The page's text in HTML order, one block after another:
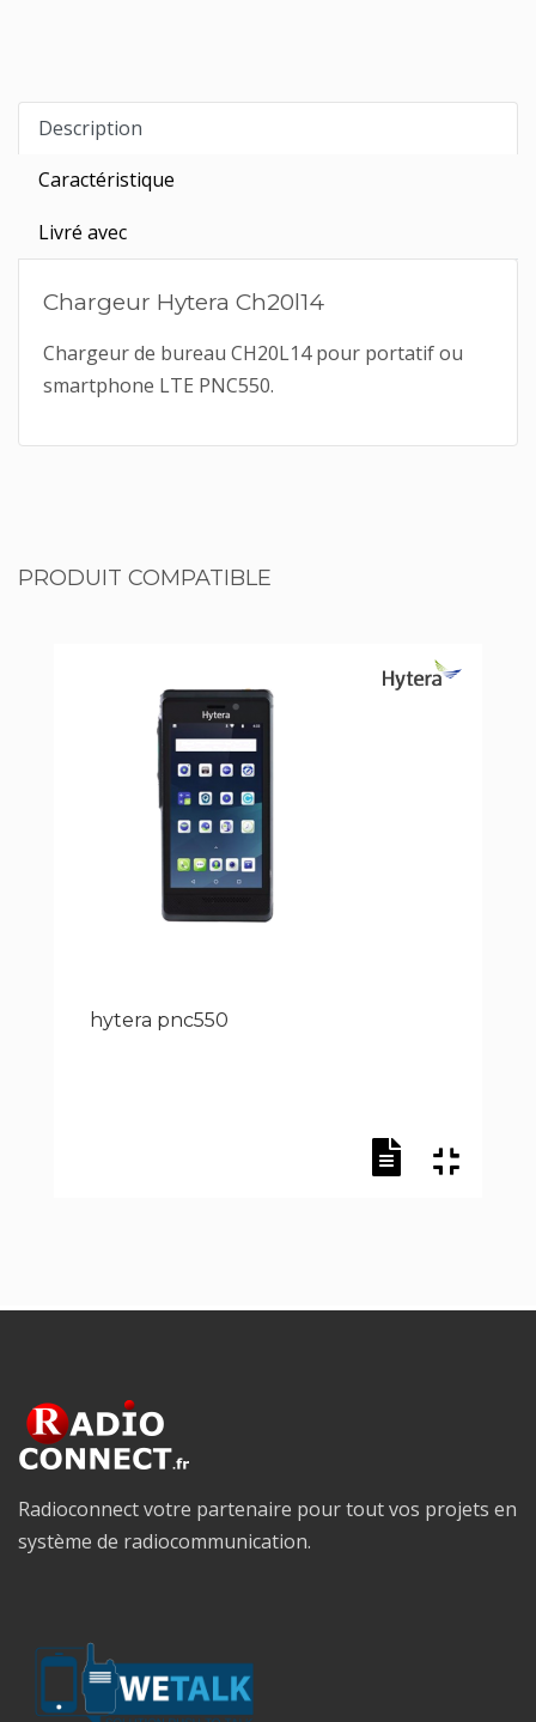
Description
Caractéristique
Livré avec
Chargeur Hytera Ch20l14
Chargeur de bureau CH20L14 pour portatif ou
smartphone LTE PNC550.
PRODUIT COMPATIBLE
hytera pnc550
Radioconnect votre partenaire pour tout vos projets en
système de radiocommunication.